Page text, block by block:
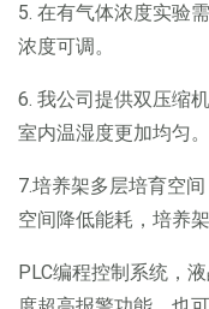
5. 在有气体浓度实验
浓度可调。
6. 我公司提供双压缩
室内温湿度更加均匀。
7.培养架多层培育空
空间降低能耗，培养
PLC编程控制系统，